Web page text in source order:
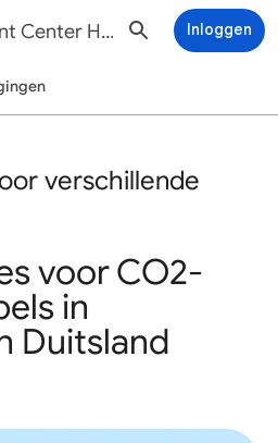
Google Merchant Center Help Inloggen
verschillende
voor CO2-
in
Duitsland